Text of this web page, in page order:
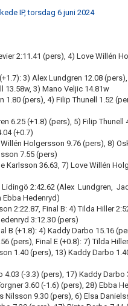
IP, torsdag 6 juni 2024
2:11.41 (pers), 4) Love Willén
3) Alex Lundgren 12.08
13.58w, 3) Mano Veljic 14.81w
1.80 (pers), 4) Filip Thunell 1.52
6.25 (+1.8) (pers), 5) Filip
(+0.7)
Holgersson 9.76 (pers), 8)
7.55 (pers)
Karlsson 36.63, 7) Love Willén
Lidingö 2:42.62 (Alex Lundgren,
Ebba Hedenryd)
2:22.87, Final B: 4) Tilda Hiller
3:12.30 (pers)
B (+1.8): 4) Kaddy Darbo 15.16
(pers), Final E (+0.8): 7) Tilda
1.40 (pers), 13) Kaddy Darbo
4.03 (-3.3) (pers), 17) Kaddy
3.60 (-1.6) (pers), 28) Ebba
Nilsson 9.30 (pers), 6) Elsa